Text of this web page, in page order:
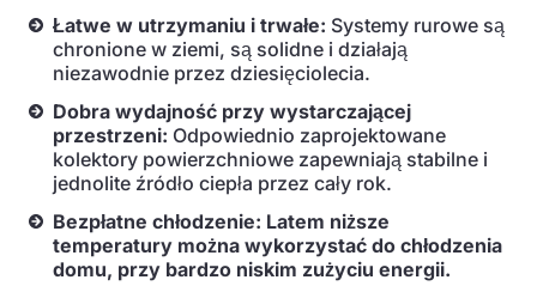
Łatwe w utrzymaniu i trwałe: Systemy rurowe są
chronione w ziemi, są solidne i działają
niezawodnie przez dziesięciolecia.
Dobra wydajność przy wystarczającej
przestrzeni: Odpowiednio zaprojektowane
kolektory powierzchniowe zapewniają stabilne i
jednolite źródło ciepła przez cały rok.
Bezpłatne chłodzenie: Latem niższe
temperatury można wykorzystać do chłodzenia
domu, przy bardzo niskim zużyciu energii.